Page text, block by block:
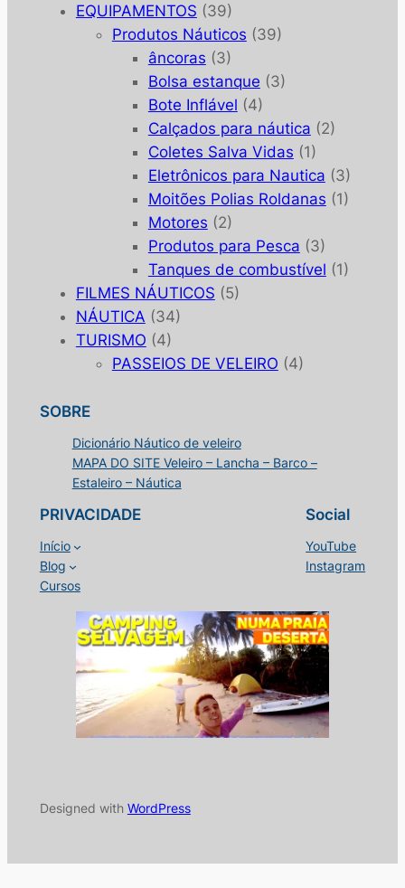
EQUIPAMENTOS (39)
Produtos Náuticos (39)
âncoras (3)
Bolsa estanque (3)
Bote Inflável (4)
Calçados para náutica (2)
Coletes Salva Vidas (1)
Eletrônicos para Nautica (3)
Moitões Polias Roldanas (1)
Motores (2)
Produtos para Pesca (3)
Tanques de combustível (1)
FILMES NÁUTICOS (5)
NÁUTICA (34)
TURISMO (4)
PASSEIOS DE VELEIRO (4)
SOBRE
Dicionário Náutico de veleiro
MAPA DO SITE Veleiro – Lancha – Barco –
Estaleiro – Náutica
PRIVACIDADE
Início
Blog
Cursos
Social
YouTube
Instagram
Designed with WordPress